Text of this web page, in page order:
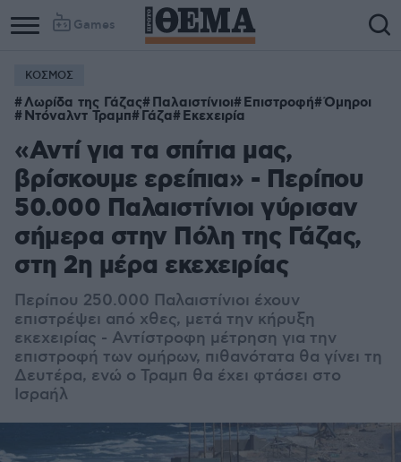
Games
ΚΟΣΜΟΣ
Λωρίδα της Γάζας Παλαιστίνιοι Επιστροφή Όμηροι
Ντόναλντ Τραμπ Γάζα Εκεχειρία
«Αντί για τα σπίτια μας,
βρίσκουμε ερείπια» - Περίπου
50.000 Παλαιστίνιοι γύρισαν
σήμερα στην Πόλη της Γάζας,
στη 2η μέρα εκεχειρίας
Περίπου 250.000 Παλαιστίνιοι έχουν
επιστρέψει από χθες, μετά την κήρυξη
εκεχειρίας - Αντίστροφη μέτρηση για την
επιστροφή των ομήρων, πιθανότατα θα γίνει τη
Δευτέρα, ενώ ο Τραμπ θα έχει φτάσει στο
Ισραήλ